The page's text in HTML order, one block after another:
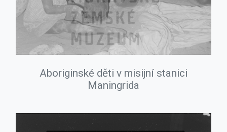
Aboriginské děti v misijní stanici
Maningrida